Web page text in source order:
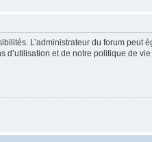
L’administrateur du forum peut
et de notre politique de